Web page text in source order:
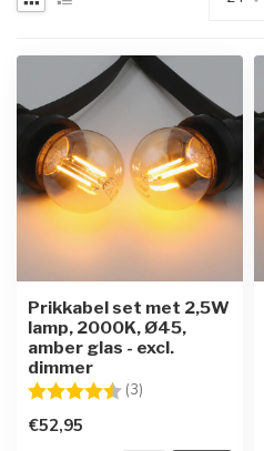
Prikkabel set met 2,5W
lamp, 2000K, Ø45,
amber glas - excl.
dimmer
Beoordeling: (3)
€52,95